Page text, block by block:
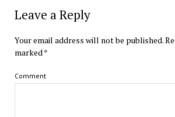
Leave a Reply
Your email address will not be published.
marked*
Comment